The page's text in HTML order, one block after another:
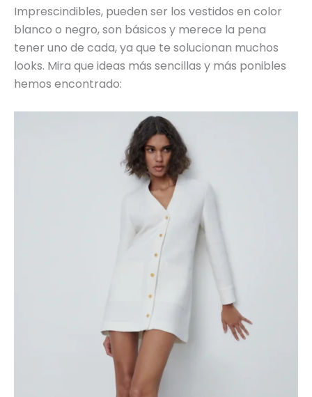
Imprescindibles, pueden ser los vestidos en color
blanco o negro, son básicos y merece la pena
tener uno de cada, ya que te solucionan muchos
looks. Mira que ideas más sencillas y más ponibles
hemos encontrado: